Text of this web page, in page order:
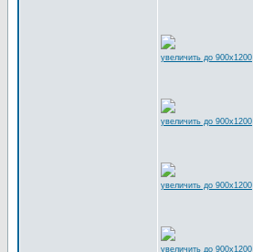
увеличить до 900x1200
увеличить до 900x1200
увеличить до 900x1200
увеличить до 900x1200